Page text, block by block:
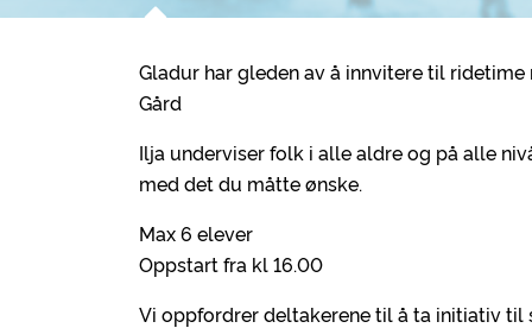
Gladur har gleden av å innvitere til
Gård
Ilja underviser folk i alle aldre og på alle
med det du måtte ønske.
Max 6 elever
Oppstart fra kl 16.00
Vi oppfordrer deltakerene til å ta initiativ